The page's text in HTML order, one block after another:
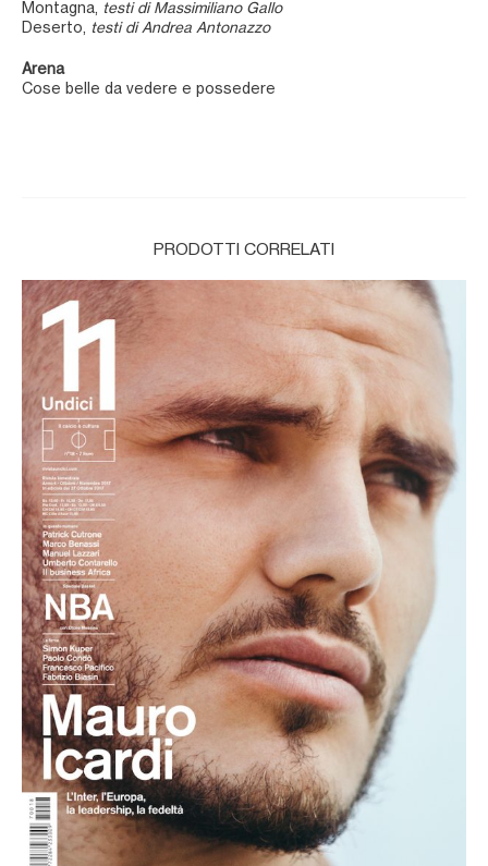
Montagna,
testi di Massimiliano Gallo
Deserto,
testi di Andrea Antonazzo
Arena
Cose belle da vedere e possedere
PRODOTTI CORRELATI